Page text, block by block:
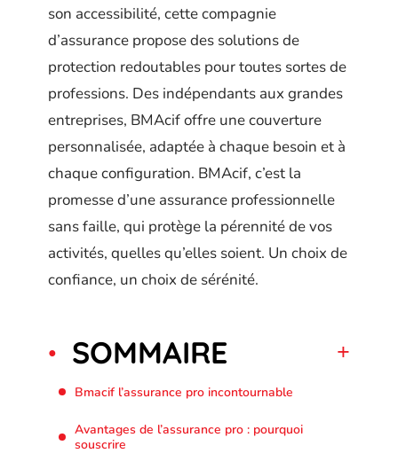
son accessibilité, cette compagnie
d’assurance propose des solutions de
protection redoutables pour toutes sortes de
professions. Des indépendants aux grandes
entreprises, BMAcif offre une couverture
personnalisée, adaptée à chaque besoin et à
chaque configuration. BMAcif, c’est la
promesse d’une assurance professionnelle
sans faille, qui protège la pérennité de vos
activités, quelles qu’elles soient. Un choix de
confiance, un choix de sérénité.
SOMMAIRE
Bmacif l’assurance pro incontournable
Avantages de l’assurance pro : pourquoi
souscrire